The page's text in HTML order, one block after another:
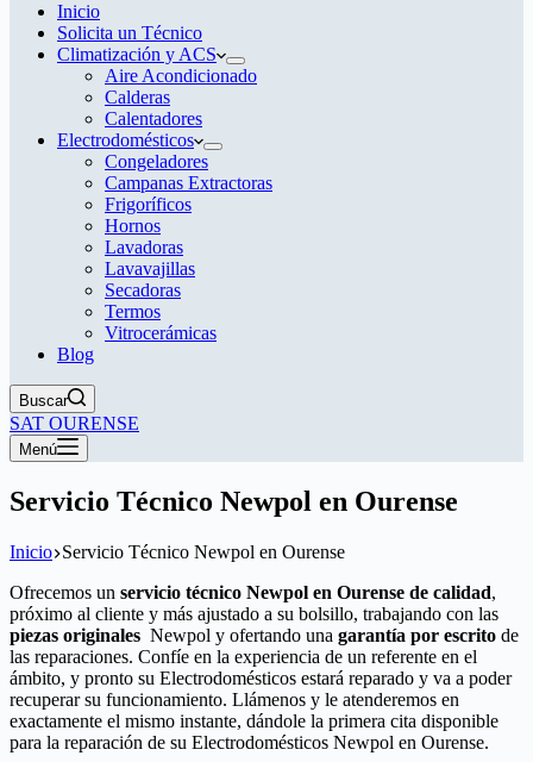
Inicio
Solicita un Técnico
Climatización y ACS
Aire Acondicionado
Calderas
Calentadores
Electrodomésticos
Congeladores
Campanas Extractoras
Frigoríficos
Hornos
Lavadoras
Lavavajillas
Secadoras
Termos
Vitrocerámicas
Blog
Buscar
SAT OURENSE
Menú
Servicio Técnico Newpol en Ourense
Inicio Servicio Técnico Newpol en Ourense
Ofrecemos un servicio técnico Newpol en Ourense de calidad,
próximo al cliente y más ajustado a su bolsillo, trabajando con las
piezas originales Newpol y ofertando una garantía por escrito de
las reparaciones. Confíe en la experiencia de un referente en el
ámbito, y pronto su Electrodomésticos estará reparado y va a poder
recuperar su funcionamiento. Llámenos y le atenderemos en
exactamente el mismo instante, dándole la primera cita disponible
para la reparación de su Electrodomésticos Newpol en Ourense.